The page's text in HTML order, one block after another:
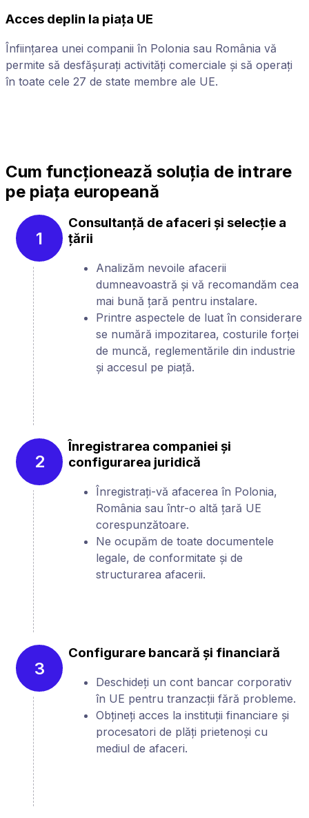
Acces deplin la piața UE
Înființarea unei companii în Polonia sau România vă
permite să desfășurați activități comerciale și să operați
în toate cele 27 de state membre ale UE.
Cum funcționează soluția de intrare
pe piața europeană
1
Consultanță de afaceri și selecție a
țării
Analizăm nevoile afacerii
dumneavoastră și vă recomandăm cea
mai bună țară pentru instalare.
Printre aspectele de luat în considerare
se numără impozitarea, costurile forței
de muncă, reglementările din industrie
și accesul pe piață.
2
Înregistrarea companiei și
configurarea juridică
Înregistrați-vă afacerea în Polonia,
România sau într-o altă țară UE
corespunzătoare.
Ne ocupăm de toate documentele
legale, de conformitate și de
structurarea afacerii.
3
Configurare bancară și financiară
Deschideți un cont bancar corporativ
în UE pentru tranzacții fără probleme.
Obțineți acces la instituții financiare și
procesatori de plăți prietenoși cu
mediul de afaceri.